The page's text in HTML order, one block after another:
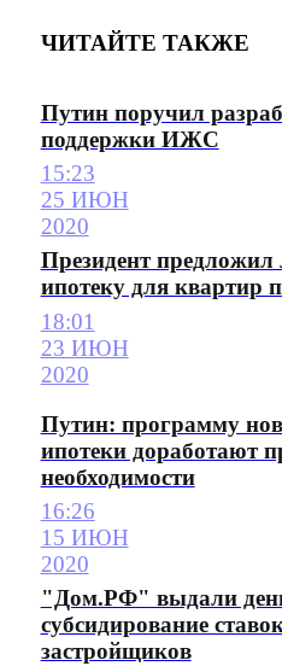
ЧИТАЙТЕ ТАКЖЕ
Путин поручил
поддержки ИЖС
15:23
25 ИЮН
2020
Президент предложил
ипотеку для квартир
18:01
23 ИЮН
2020
Путин: программу
ипотеки доработают
необходимости
16:26
15 ИЮН
2020
"Дом.РФ" выдали
субсидирование
застройщиков